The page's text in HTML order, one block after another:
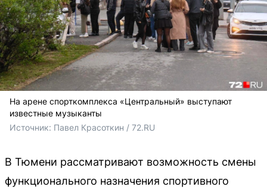
На арене спорткомплекса «Центральный» выступают
известные музыканты
Источник: Павел Красоткин / 72.RU
В Тюмени рассматривают возможность смены
функционального назначения спортивного